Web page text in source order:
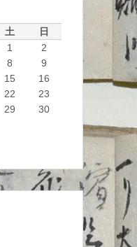
土
日
1
2
8
9
15
16
22
23
29
30